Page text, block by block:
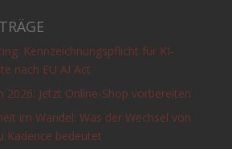
Kennzeichnungspflicht für KI-
nach EU AI Act
Jetzt Online-Shop vorbereiten
im Wandel: Was der Wechsel von
Kadence bedeutet